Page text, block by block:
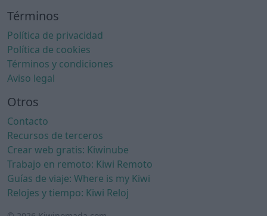
Términos
Política de privacidad
Política de cookies
Términos y condiciones
Aviso legal
Otros
Contacto
Recursos de terceros
Crear web gratis: Kiwinube
Trabajo en remoto: Kiwi Remoto
Guías de viaje: Where is my Kiwi
Relojes y tiempo: Kiwi Reloj